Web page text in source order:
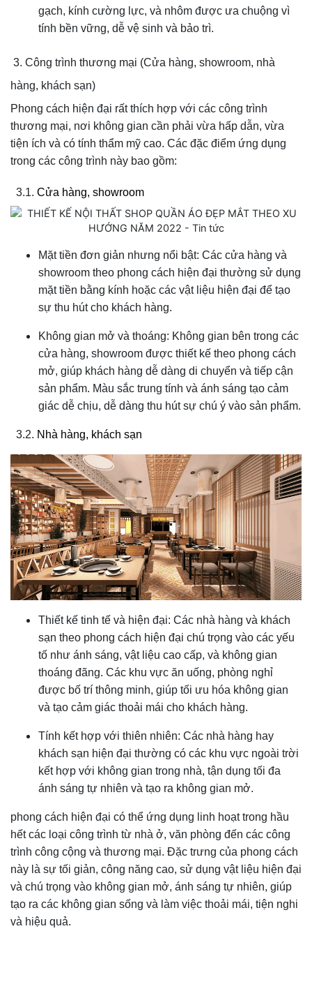
gạch, kính cường lực, và nhôm được ưa chuộng vì
tính bền vững, dễ vệ sinh và bảo trì.
3. Công trình thương mại (Cửa hàng, showroom, nhà
hàng, khách sạn)
Phong cách hiện đại rất thích hợp với các công trình
thương mại, nơi không gian cần phải vừa hấp dẫn, vừa
tiện ích và có tính thẩm mỹ cao. Các đặc điểm ứng dụng
trong các công trình này bao gồm:
3.1. Cửa hàng, showroom
Mặt tiền đơn giản nhưng nổi bật: Các cửa hàng và
showroom theo phong cách hiện đại thường sử dụng
mặt tiền bằng kính hoặc các vật liệu hiện đại để tạo
sự thu hút cho khách hàng.
Không gian mở và thoáng: Không gian bên trong các
cửa hàng, showroom được thiết kế theo phong cách
mở, giúp khách hàng dễ dàng di chuyển và tiếp cận
sản phẩm. Màu sắc trung tính và ánh sáng tạo cảm
giác dễ chịu, dễ dàng thu hút sự chú ý vào sản phẩm.
3.2. Nhà hàng, khách sạn
Thiết kế tinh tế và hiện đại: Các nhà hàng và khách
sạn theo phong cách hiện đại chú trọng vào các yếu
tố như ánh sáng, vật liệu cao cấp, và không gian
thoáng đãng. Các khu vực ăn uống, phòng nghỉ
được bố trí thông minh, giúp tối ưu hóa không gian
và tạo cảm giác thoải mái cho khách hàng.
Tính kết hợp với thiên nhiên: Các nhà hàng hay
khách sạn hiện đại thường có các khu vực ngoài trời
kết hợp với không gian trong nhà, tận dụng tối đa
ánh sáng tự nhiên và tạo ra không gian mở.
phong cách hiện đại có thể ứng dụng linh hoạt trong hầu
hết các loại công trình từ nhà ở, văn phòng đến các công
trình công cộng và thương mại. Đặc trưng của phong cách
này là sự tối giản, công năng cao, sử dụng vật liệu hiện đại
và chú trọng vào không gian mở, ánh sáng tự nhiên, giúp
tạo ra các không gian sống và làm việc thoải mái, tiện nghi
và hiệu quả.